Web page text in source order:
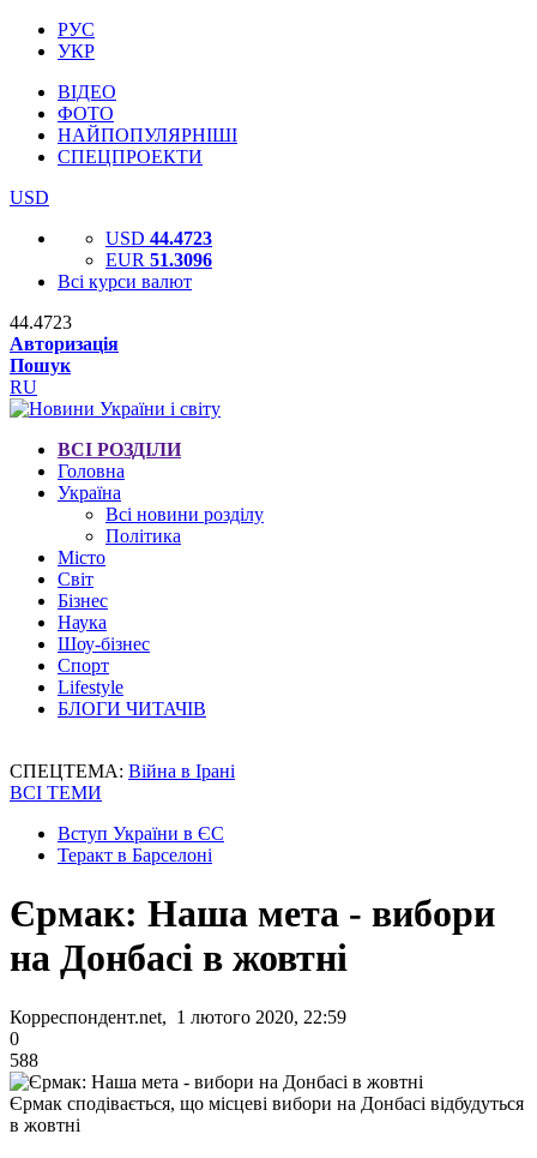
РУС
УКР
ВІДЕО
ФОТО
НАЙПОПУЛЯРНІШІ
СПЕЦПРОЕКТИ
USD
USD 44.4723
EUR 51.3096
Всі курси валют
44.4723
Авторизація
Пошук
RU
ВСІ РОЗДІЛИ
Головна
Україна
Всі новини розділу
Політика
Місто
Світ
Бізнес
Наука
Шоу-бізнес
Спорт
Lifestyle
БЛОГИ ЧИТАЧІВ
СПЕЦТЕМА: Війна в Ірані
ВСІ ТЕМИ
Вступ України в ЄС
Теракт в Барселоні
Єрмак: Наша мета - вибори
на Донбасі в жовтні
Корреспондент.net, 1 лютого 2020, 22:59
0
588
Єрмак сподівається, що місцеві вибори на Донбасі відбудуться
в жовтні